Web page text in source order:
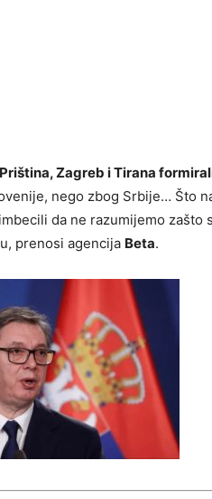
Zagreb i Tirana
nego zbog Srbije… Što
da ne razumijemo zašto
prenosi agencija Beta.